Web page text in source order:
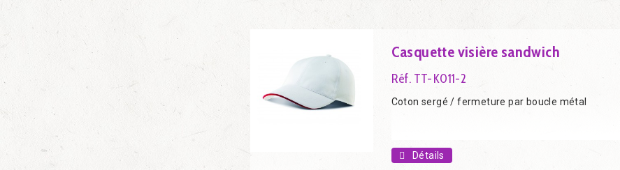
Casquette visière sandwich
Réf. TT-K011-2
Coton sergé / fermeture par boucle métal
Détails